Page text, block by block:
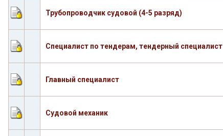
Трубопроводчик судовой (4-5 разряд)
Специалист по тендерам, тендерный специалист
Главный специалист
Судовой механик